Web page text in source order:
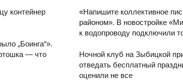
контейнер
„Боинга“».
— что
«Напишите коллективное
районом». В новостройке
к водопроводу подключили
Ночной клуб на Зыбицкой
отведать бесплатный
оценили не все